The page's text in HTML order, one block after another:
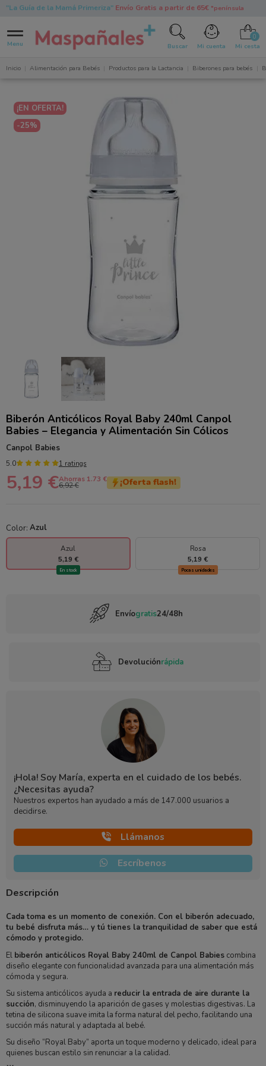
"La Guía de la Mamá Primeriza"Envío Gratis a partir de 65€ *península
Menu Buscar Mi cuenta Mi cesta
Inicio Alimentación para Bebés Productos para la Lactancia Biberones para bebés
¡EN OFERTA!
-25%
Biberón Anticólicos Royal Baby 240ml Canpol
Babies – Elegancia y Alimentación Sin Cólicos
Canpol Babies
5.0 1 ratings
5,19 €Ahorras 1.73 €
6,92 € ¡Oferta flash!
Color: Azul
Azul
5,19 €
En stock
Rosa
5,19 €
Pocas unidades
Envíogratis24/48h
Devoluciónrápida
¡Hola! Soy María, experta en el cuidado de los bebés.
¿Necesitas ayuda?
Nuestros expertos han ayudado a más de 147.000 usuarios a
decidirse.
Llámanos
Escríbenos
Descripción
Cada toma es un momento de conexión. Con el biberón adecuado,
tu bebé disfruta más… y tú tienes la tranquilidad de saber que está
cómodo y protegido.
El biberón anticólicos Royal Baby 240ml de Canpol Babiescombina
diseño elegante con funcionalidad avanzada para una alimentación más
cómoda y segura.
Su sistema anticólicos ayuda a reducir la entrada de aire durante la
succión, disminuyendo la aparición de gases y molestias digestivas. La
tetina de silicona suave imita la forma natural del pecho, facilitando una
succión más natural y adaptada al bebé.
Su diseño “Royal Baby” aporta un toque moderno y delicado, ideal para
quienes buscan estilo sin renunciar a la calidad.